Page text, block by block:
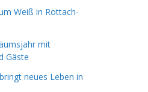
Weiß in Rottach-
mit
Gäste
neues Leben in